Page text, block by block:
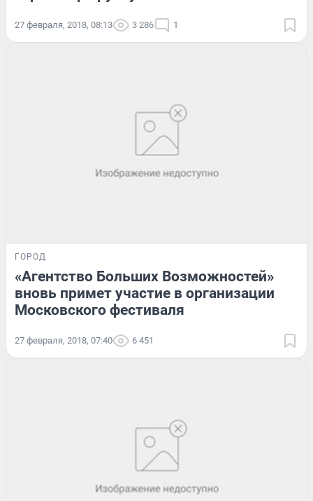
27 февраля, 2018, 08:13 3 286 1
ГОРОД
«Агентство Больших Возможностей»
вновь примет участие в организации
Московского фестиваля
27 февраля, 2018, 07:40 6 451